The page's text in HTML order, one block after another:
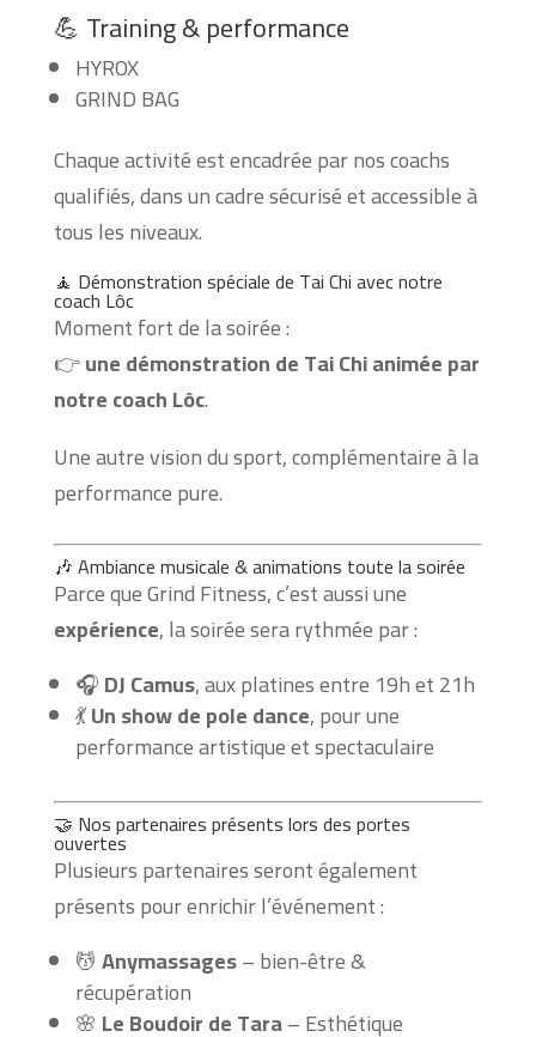
💪 Training & performance
HYROX
GRIND BAG
Chaque activité est encadrée par nos coachs
qualifiés, dans un cadre sécurisé et accessible à
tous les niveaux.
🧘 Démonstration spéciale de Tai Chi avec notre
coach Lôc
Moment fort de la soirée :
👉une démonstration de Tai Chi animée par
notre coach Lôc.
Une autre vision du sport, complémentaire à la
performance pure.
🎶 Ambiance musicale & animations toute la soirée
Parce que Grind Fitness, c’est aussi une
expérience, la soirée sera rythmée par :
🎧DJ Camus, aux platines entre 19h et 21h
💃Un show de pole dance, pour une
performance artistique et spectaculaire
🤝 Nos partenaires présents lors des portes
ouvertes
Plusieurs partenaires seront également
présents pour enrichir l’événement :
💆Anymassages– bien-être &
récupération
🌸 Le Boudoir de Tara– Esthétique